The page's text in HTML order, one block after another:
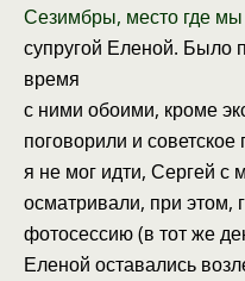
Сезимбры, место где
супругой Еленой. Было
время
с ними обоими, кроме
поговорили и
я не мог идти, Сергей с
осматривали, при этом,
фотосессию (в тот же
Еленой оставались